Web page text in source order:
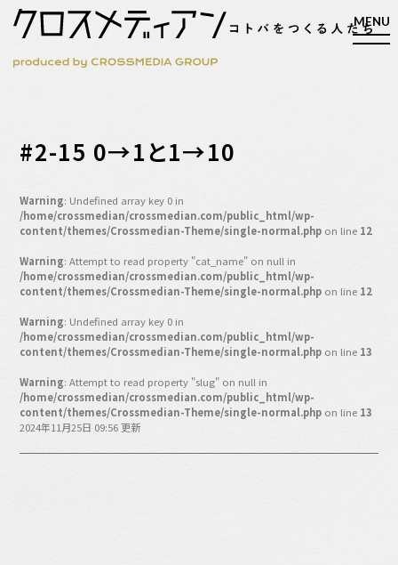
マガジン
新刊ができるまで
EVENT
MY WORK
編集4.0
人間主義的経営
バックオフィス
その他
#2-15 0→1と1→10
Warning: Undefined array key 0 in
/home/crossmedian/crossmedian.com/public_html/wp-
content/themes/Crossmedian-Theme/single-normal.php on line 12
Warning: Attempt to read property "cat_name" on null in
/home/crossmedian/crossmedian.com/public_html/wp-
content/themes/Crossmedian-Theme/single-normal.php on line 12
Warning: Undefined array key 0 in
/home/crossmedian/crossmedian.com/public_html/wp-
content/themes/Crossmedian-Theme/single-normal.php on line 13
Warning: Attempt to read property "slug" on null in
/home/crossmedian/crossmedian.com/public_html/wp-
content/themes/Crossmedian-Theme/single-normal.php on line 13
2024年11月25日 09:56 更新